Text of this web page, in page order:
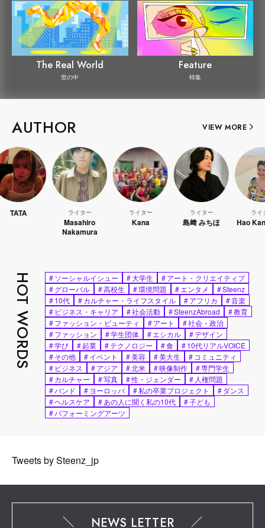
The Real World
世の中
Feature
特集
AUTHOR VIEW MORE
Masahiro
Nakamura
島﨑 みちほ Hao Kanayama
HOT WORDS #ソーシャルイシュー #大学生 #アート・クリエイティブ
#グローバル #高校生 #環境問題 #エンタメ #Steenz
#10代 #カルチャー・ライフスタイル #アフリカ #音楽
# ビジネス・キャリア #社会活動 #SteenzAbroad #教育
#ファッション・ビューティ #アート #社会・政治
#ファッション #学生団体 #エシカル #デザイン
#学び #起業 #テクノロジー #食 #10代リアルVOICE
#その他 #イベント #美容 #美大生 # コミュニティ
# ビジネス #アジア #北米 #映像制作 #専門学生
#カルチャー #写真 #性・ジェンダー # 人権問題
#バンド #ヨーロッパ #私の卒業プロジェクト #ダンス
#ヘルスケア #あの人に聞く私の10代 #子ども
#パフォーミングアーツ
Tweets by Steenz_jp
NEWS LETTER